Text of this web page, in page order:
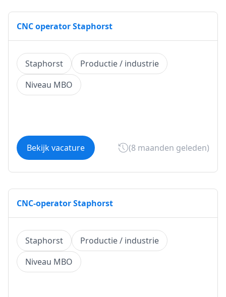
CNC operator Staphorst
Staphorst
Productie / industrie
Niveau MBO
Bekijk vacature (8 maanden geleden)
CNC-operator Staphorst
Staphorst
Productie / industrie
Niveau MBO